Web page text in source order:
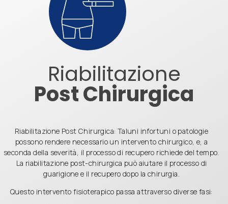
Riabilitazione
Post Chirurgica
Riabilitazione Post Chirurgica: Taluni infortuni o patologie
possono rendere necessario un intervento chirurgico, e, a
seconda della severità, il processo di recupero richiede del tempo.
La riabilitazione post-chirurgica può aiutare il processo di
guarigione e il recupero dopo la chirurgia.
Questo intervento fisioterapico passa attraverso diverse fasi: